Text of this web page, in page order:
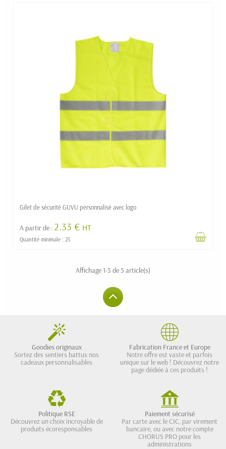
Gilet de sécurité GUVU personnalisé avec logo
A partir de : 2.33 € HT
Quantité minimale : 25
Affichage 1-5 de 5 article(s)
Goodies originaux
Sortez des sentiers battus nos
cadeaux personnalisables
Fabrication France et Europe
Notre offre est vaste et parfois
unique sur le web ! Découvrez notre
page dédiée à ces produits !
Politique RSE
Découvrez un choix incroyable de
produits écoresponsables
Paiement sécurisé
Par carte avec le CIC, par virement
bancaire, ou avec notre compte
CHORUS PRO pour les
administrations